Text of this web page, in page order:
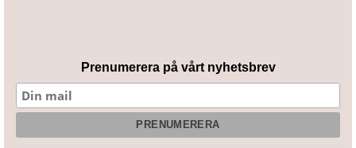
Prenumerera på vårt nyhetsbrev